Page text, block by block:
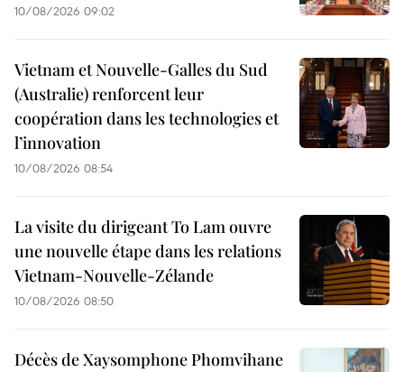
10/08/2026 09:02
Vietnam et Nouvelle-Galles du Sud
(Australie) renforcent leur
coopération dans les technologies et
l’innovation
10/08/2026 08:54
La visite du dirigeant To Lam ouvre
une nouvelle étape dans les relations
Vietnam-Nouvelle-Zélande
10/08/2026 08:50
Décès de Xaysomphone Phomvihane